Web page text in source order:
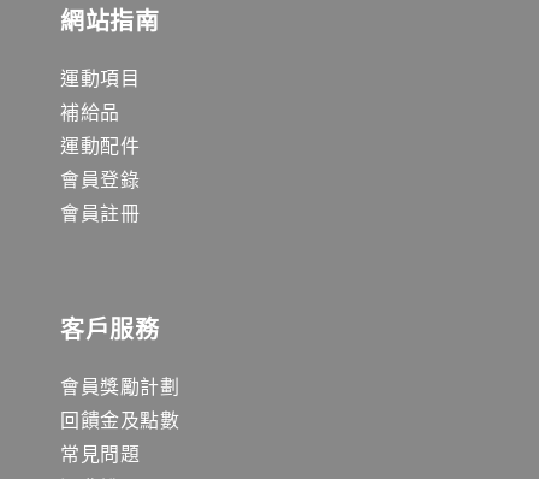
網站指南
運動項目
補給品
運動配件
會員登錄
會員註冊
客戶服務
會員獎勵計劃
回饋金及點數
常見問題